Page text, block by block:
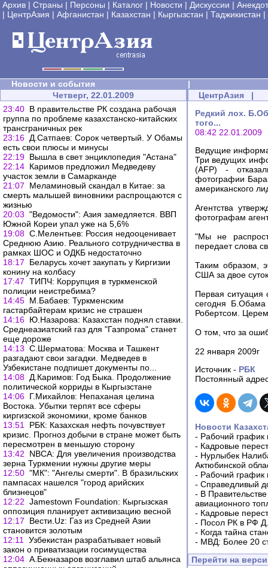
Архив | Страны | Персоны | Каталог | Новости | Дискуссии |
| ЦентрАзия | Афганистан | Казахстан | Кыргызстан | Таджикистан |
Новости и события
|
Четверг, 22.01.2009
23:40 В правительстве РК создана рабочая
группа по проблеме казахстанско-китайских
трансграничных рек
23:16 Д.Сатпаев: Сорок четвертый. У Обамы
есть свои плюсы и минусы
22:19 Вышла в свет энциклопедия "Астана"
22:14 Каримов предложил Медведеву
участок земли в Самарканде
21:07
Меламиновый скандал в Китае: за
смерть малышей виновники распрощаются с
жизнью
20:03 "Ведомости": Азия замедляется. ВВП
Южной Кореи упал уже на 5,6%
19:08 С.Мелентьев: Россия недооценивает
Среднюю Азию. Реального сотрудничества в
рамках ШОС и ОДКБ недостаточно
18:17
Беларусь хочет закупать у Киргизии
конину на колбасу
17:47 ТИПЧ: Коррупция в туркменской
полиции неистребима?
14:45 М.Бабаев: Туркменским
гастарбайтерам кризис не страшен
14:16 Ю.Назарова: Казахстан поднял ставки.
Среднеазиатский газ для "Газпрома" станет
еще дороже
14:13 С.Шерматова: Москва и Ташкент
разгадают свои загадки. Медведев в
Узбекистане подпишет документы по...
14:08 Д.Каримов: Год Быка. Продолжение
политической корриды в Кыргызстане
14:06 Г.Михайлов: Непаханая целина
Востока. Убытки терпят все сферы
киргизской экономики, кроме банков
13:51
РБК: Казахская нефть почувствует
кризис. Прогноз добычи в стране может быть
пересмотрен в меньшую сторону
13:42
NBCA: Для увеличения производства
зерна Туркмении нужны другие меры
12:50 "МК": "Ангелы смерти". В бразильских
пампасах нашелся "город арийских
близнецов"
12:22 Jamestown Foundation: Кыргызская
оппозиция планирует активизацию весной
12:17
Вести.Uz: Газ из Средней Азии
становится золотым
12:11
Узбекистан разрабатывает новый
закон о приватизации госимущества
12:04 А.Бекназаров возглавил штаб альянса
ЦентрАзия |
Редкий лох.
того...
08:42 22.01.2009
Ведущие
Три ведущих
(AFP) -
фотографии
американского
Агентства
фотографам
"Мы не
передает слова
Таким образом,
США за двое
Первая ситуация
сегодня
Робертсом.
О том, что за
22 января 2009г
Источник - РБК
Постоянный
Новости
- Рабочий график
- Кадровые
- Нурлыбек
Актюбинской
- Рабочий график
- Справедливый
- В
авиационного
- Кадровые
- Посол РК в РФ
- Когда тайна
- МВД: Более 20
Перейти на